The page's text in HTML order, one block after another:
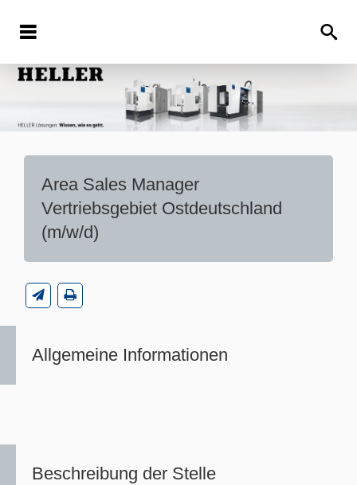
Area Sales Manager
Vertriebsgebiet Ostdeutschland
(m/w/d)
Beschreibung der Stelle
Allgemeine Informationen